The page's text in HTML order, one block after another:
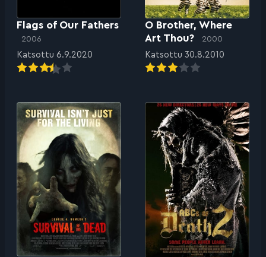
Flags of Our Fathers
2006
Katsottu 6.9.2020
O Brother, Where
Art Thou?
2000
Katsottu 30.8.2010